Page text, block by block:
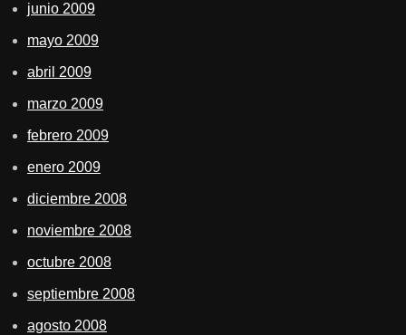
junio 2009
mayo 2009
abril 2009
marzo 2009
febrero 2009
enero 2009
diciembre 2008
noviembre 2008
octubre 2008
septiembre 2008
agosto 2008